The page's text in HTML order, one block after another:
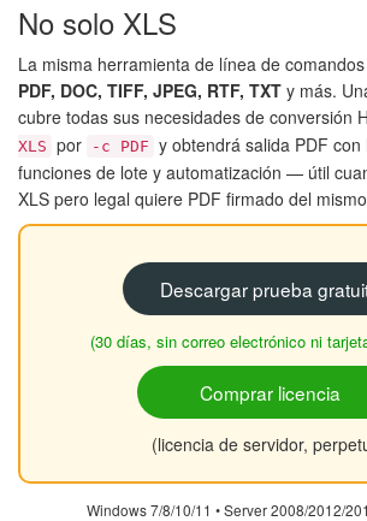
No solo XLS
La misma herramienta de línea de
PDF, DOC, TIFF, JPEG, RTF, TXT y más.
cubre todas sus necesidades de conversión
XLS por -c PDF y obtendrá salida PDF con
funciones de lote y automatización — útil
XLS pero legal quiere PDF firmado del
Descargar prueba
(30 días, sin correo electrónico ni
Comprar licencia
(licencia de servidor,
Windows 7/8/10/11 • Server 2008/2012/